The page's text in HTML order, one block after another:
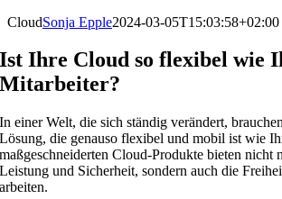
CloudSonja Epple2024-03-05T15:03:58+02:00
Ist Ihre Cloud so flexibel wie
Mitarbeiter?
In einer Welt, die sich ständig verändert,
Lösung, die genauso flexibel und mobil ist wie
maßgeschneiderten Cloud-Produkte bieten nicht
Leistung und Sicherheit, sondern auch die
arbeiten.